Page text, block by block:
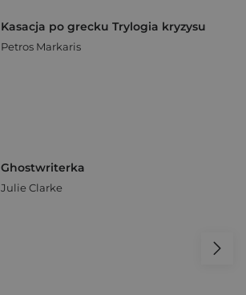
Kasacja po grecku Trylogia kryzysu
Petros Markaris
Ghostwriterka
Julie Clarke